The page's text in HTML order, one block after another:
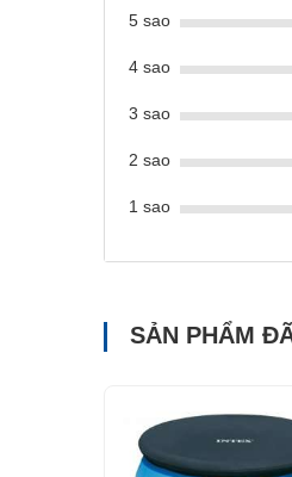
100% sản phẩm do
Chúng tôi luôn đặt
cam kết
5 sao
4 sao
3 sao
2 sao
1 sao
SẢN PHẨM